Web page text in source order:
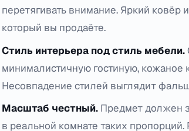
перетягивать внимание. Яркий ковёр
который вы продаёте.
Стиль интерьера под стиль мебели.
минималистичную гостиную,
Несовпадение стилей выглядит
Масштаб честный. Предмет должен
в реальной комнате таких